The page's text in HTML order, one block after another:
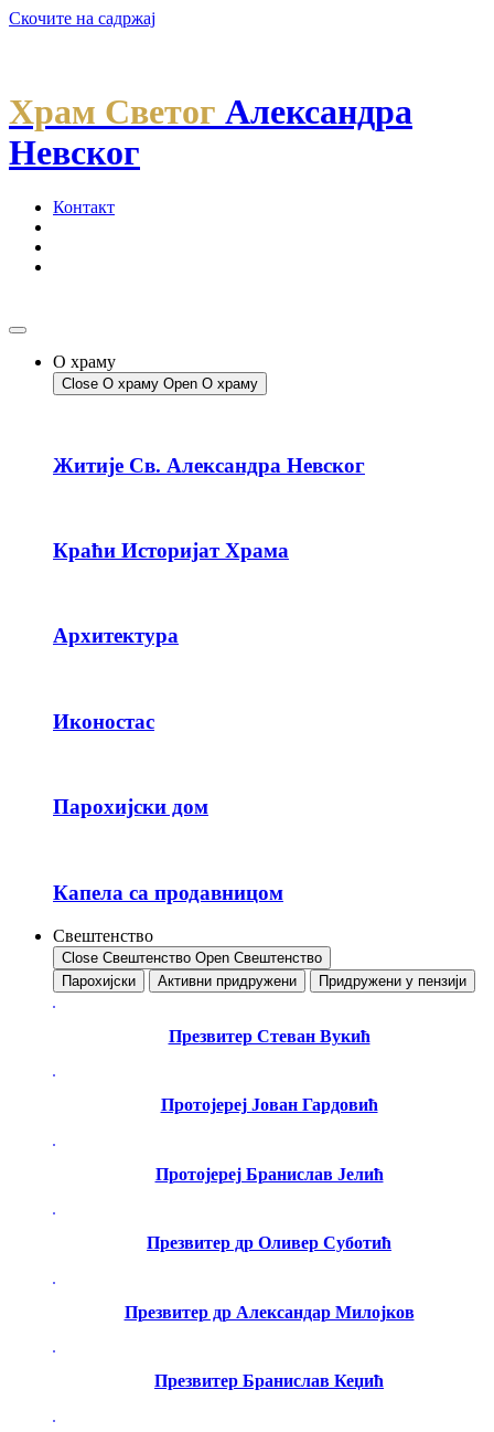
Скочите на садржај
Храм Светог Александра
Невског
Контакт
О храму
Close О храму Open О храму
Житије Св. Александра Невског
Краћи Историјат Храма
Архитектура
Иконостас
Парохијски дом
Капела са продавницом
Свештенство
Close Свештенство Open Свештенство
Парохијски
Активни придружени Придружени у пензији
Презвитер Стеван Вукић
Протојереј Јован Гардовић
Протојереј Бранислав Јелић
Презвитер др Оливер Суботић
Презвитер др Александар Милојков
Презвитер Бранислав Кеџић